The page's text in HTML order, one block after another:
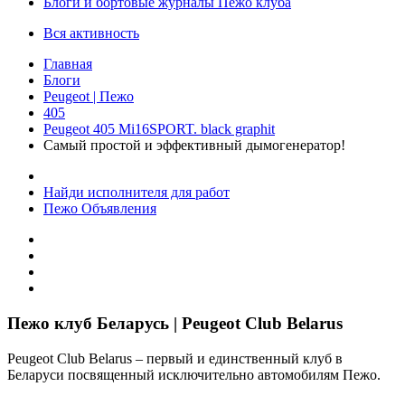
Вся активность
Главная
Блоги
Peugeot | Пежо
405
Peugeot 405 Mi16SPORT. black graphit
Самый простой и эффективный дымогенератор!
Найди исполнителя для работ
Пежо Объявления
Пежо клуб Беларусь | Peugeot Club Belarus
Peugeot Club Belarus – первый и единственный клуб в
Беларуси посвященный исключительно автомобилям Пежо.